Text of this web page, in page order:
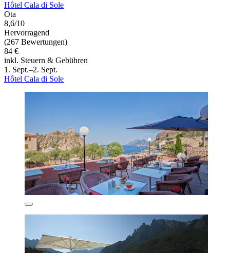
Hôtel Cala di Sole
Ota
8,6/10
Hervorragend
(267 Bewertungen)
84 €
inkl. Steuern & Gebühren
1. Sept.–2. Sept.
Hôtel Cala di Sole